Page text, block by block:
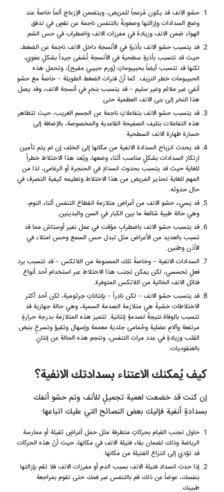
حشو الانف قد يكون مُزعجاً للمريض، ويتضمن الإزعاج ألماً خاصةً عند
وضع السدادات وإزالتها وصعوبةٌ بالتنفس ناجمة عن نقصٍ في تدفق
الهواء ضمن الانف وزيادة في مفرزات الانف واضطراب في حس الشم.
قد يتسبب حشو الانف بأذيةٍ في الأنسجة داخل الانف ناجمة عن الضغط،
حيث قد تتسبب بأذيةٍ سطحية في الأنسجة تُشفى جيداً بشكلٍ عفوي،
لكنها قد تتسبب أيضاً بحبيبوماتٍ (ورم حبيبي مقيح)، وتحمل هذه
الحبيبومات خطر النزيف. كما أنّ فترات الضغط الطويلة – خاصةً مع حشو
أنفي غير ملائم وغير سليم – قد يتسبب بنخرٍ في أنسجة الانف، وقد يصل
هذا النخر إلى بنى الانف العظمية حتى.
قد يتسبب حشو الانف بتفاعلاتٍ ناجمة عن الجسم الغريب، حيث تتظاهر
هذه التفاعلات بتليف الصفيحة القاعدية والمخصوصة، بالإضافة إلى
خسارة ظهارة الانف السطحية.
قد يحدث انزياح السدادة الانفية من مكانها إلى الخلف إن لم يتم تأمين
ارتكاز السدادات بشكلٍ مناسب أثناء وضعها، ويُعد هذا الاختلاط خطراً
للغاية حيث قد يتسبب بحدوث انسدادٍ في الحنجرة أو الرغامى، لذا من
المهم للغاية تحذير المريض من هذا الاختلاط وتعليمه كيفية التصرف في
حال حدوثه.
قد يسيء حشو الانف من أعراض متلازمة انقطاع التنفس أثناء النوم،
وهي حالة طبية شائعة ما بين الكبار في السن والبدينين.
قد يتسبب حشو الانف باضطرابٍ مؤقت في عمل نفير أوستاش مما قد
تسبب بالعديد من الأعراض مثل تبدل حس السمع وحس امتلاء في
الأذن وطنين.
السدادات الانفية – وخاصةً تلك المصنوعة من اللاتكس – قد تتسبب برد
فعلٍ تحسسي، لكن يمكن تجنب هذا الاختلاط عبر استخدام أحد أنواع
فتائل الانف الخالية من اللاتكس المتوفرة.
قد يتسبب حشو الانف – لكن نادراً – بإنتاناتٍ جرثومية، لكن أحد أكثر
الاختلاطات خشيةً هي متلازمة الصدمة السمية، وهي حالة جهازية قد
تتسبب بالوفاة نتيجةً لصدمةٍ إنتانية. تتميز هذه المتلازمة بدرجة حرارةٍ
مرتفعة وآلامٍ عضلية وحُمامى جلدية معممة وإسهال وتقيؤ وتسرعٍ بنبض
القلب وزيادةٍ في عدد مرات التنفس، وتنجم هذه الحالة عن إنتانٍ
بالعنقوديات.
كيف يُمكنك الاعتناء بسدادتك الانفية؟
إن كنت قد خضعت لعمية تجميلٍ للأنف وتم حشو أنفك
بسدادةٍ أنفية فإليك بعض النصائح التي عليك اتباعها:
حاول تجنب القيام بحركاتٍ متطرفة مثل حمل أغراضٍ ثقيلة أو ممارسة
الرياضة وذلك لضمان بقاء فتيلة الانف في مكانها، حيث أنّ هذه الحركات
قد تؤدي إلى انتزاع الفتيلة من مكانها.
إذا حدث انسداد فتيلة الانف بسبب الدم أو مفرزات الانف فلا تقم بإزالتها
بنفسك، عوضاً عن ذلك قم بالتنفس عبر فمك حتى تقوم بمراجعة
طبيبك.